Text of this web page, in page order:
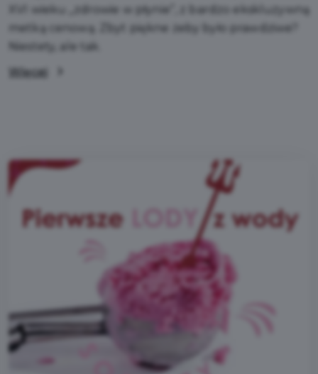
XVI wieku „zdrowie w płynie”, z bardzo ekskluzywną
metką cenową. Zbyt piękne żeby było prawdziwe?
Niestety, ale tak.
Więcej